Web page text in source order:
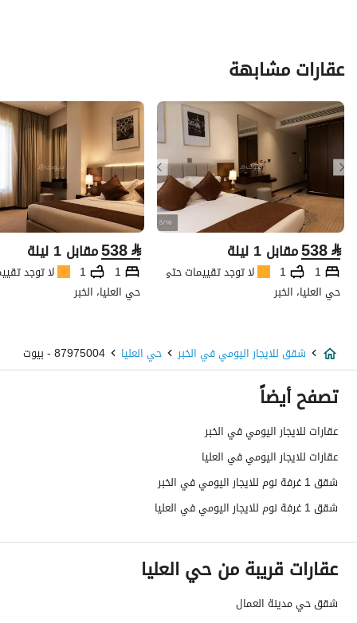
عقارات مشابهة
⃁
538مقابل 1 ليلة
1
1
لا توجد تقييمات حتى الآن
حي العليا، الخبر
⃁
538مقابل 1 ليلة
1
1
لا توجد
حي العليا، الخبر
شقق للايجار اليومي في الخبر حي العليا 87975004 - بيوت
تصفح أيضاً
عقارات للايجار اليومي في الخبر
عقارات للايجار اليومي في العليا
شقق 1 غرفة نوم للايجار اليومي في الخبر
شقق 1 غرفة نوم للايجار اليومي في العليا
عقارات قريبة من حي العليا
شقق حي مدينة العمال